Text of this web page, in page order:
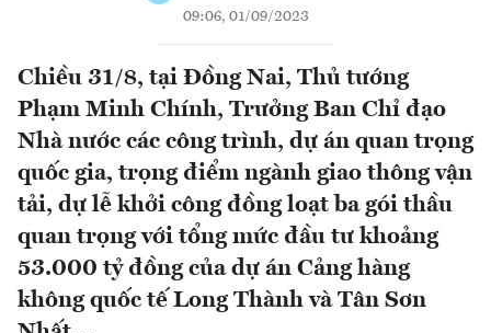
09:06, 01/09/2023
Chiều 31/8, tại Đồng Nai, Thủ tướng
Phạm Minh Chính, Trưởng Ban Chỉ đạo
Nhà nước các công trình, dự án quan trọng
quốc gia, trọng điểm ngành giao thông vận
tải, dự lễ khởi công đồng loạt ba gói thầu
quan trọng với tổng mức đầu tư khoảng
53.000 tỷ đồng của dự án Cảng hàng
không quốc tế Long Thành và Tân Sơn